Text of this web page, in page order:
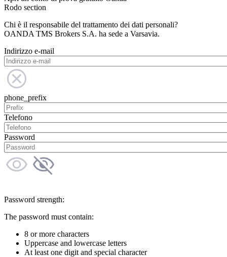
Rodo section
Chi è il responsabile del trattamento dei dati personali?
OANDA TMS Brokers S.A. ha sede a Varsavia.
Indirizzo e-mail
phone_prefix
Telefono
Password
Password strength:
The password must contain:
8 or more characters
Uppercase and lowercase letters
At least one digit and special character